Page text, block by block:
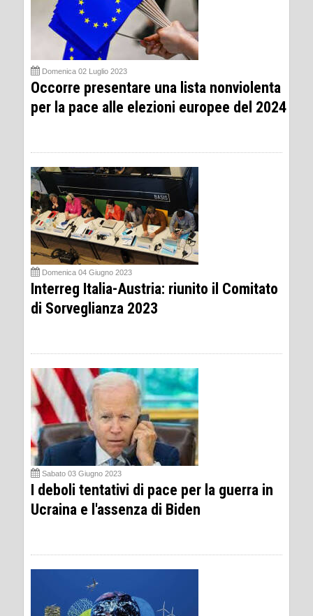
Domenica 02 Luglio 2023
Occorre presentare una lista nonviolenta
per la pace alle elezioni europee del 2024
Domenica 04 Giugno 2023
Interreg Italia-Austria: riunito il Comitato
di Sorveglianza 2023
Sabato 03 Giugno 2023
I deboli tentativi di pace per la guerra in
Ucraina e l'assenza di Biden